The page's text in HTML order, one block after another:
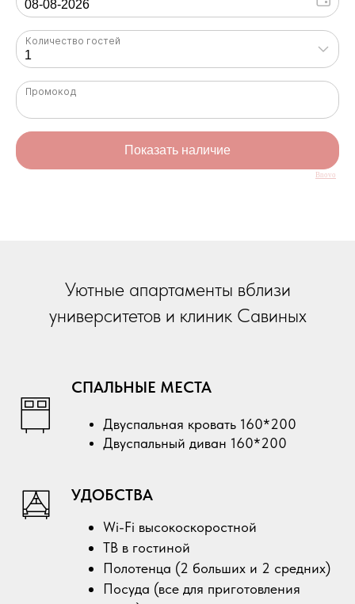
Bnovo
Уютные апартаменты вблизи
университетов и клиник Савиных
СПАЛЬНЫЕ МЕСТА
Двуспальная кровать 160*200
Двуспальный диван 160*200
УДОБСТВА
Wi-Fi высокоскоростной
ТВ в гостиной
Полотенца (2 больших и 2 средних)
Посуда (все для приготовления